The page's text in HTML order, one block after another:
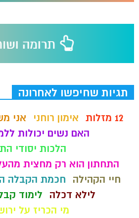
תגיות שחיפשו לאחרונה
12 מזלות אימון רוחני אני
האם נשים יכולות
הלכות יסודי
התחתון הוא רק מחצית
חיי הקהילה
חכמת הקבלה
לילא דכלה
לימוד
מי הכריז על